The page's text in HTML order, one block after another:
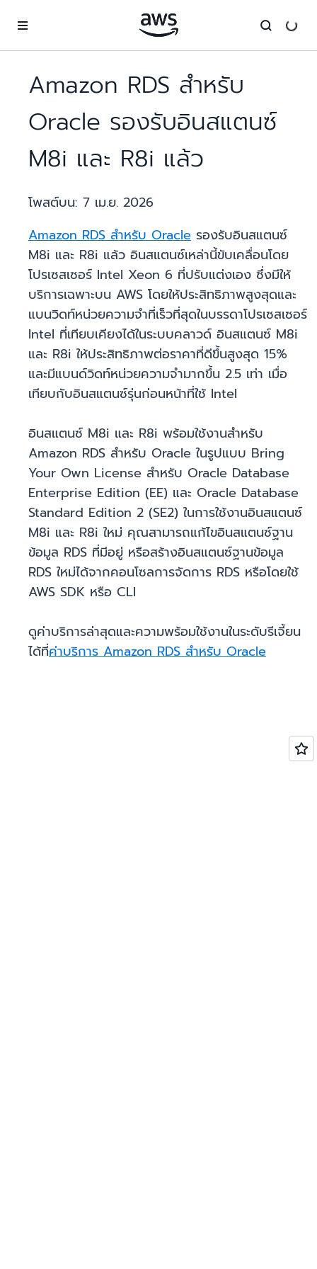
Amazon RDS สำหรับ
Oracle รองรับอินสแตนซ์
M8i และ R8i แล้ว
โพสต์บน: 7 เม.ย. 2026
Amazon RDS สำหรับ Oracle รองรับอินสแตนซ์
M8i และ R8i แล้ว อินสแตนซ์เหล่านี้ขับเคลื่อนโดย
โปรเซสเซอร์ Intel Xeon 6 ที่ปรับแต่งเอง ซึ่งมีให้
บริการเฉพาะบน AWS โดยให้ประสิทธิภาพสูงสุดและ
แบนวิดท์หน่วยความจำที่เร็วที่สุดในบรรดาโปรเซสเซอร์
Intel ที่เทียบเคียงได้ในระบบคลาวด์ อินสแตนซ์ M8i
และ R8i ให้ประสิทธิภาพต่อราคาที่ดีขึ้นสูงสุด 15%
และมีแบนด์วิดท์หน่วยความจำมากขึ้น 2.5 เท่า เมื่อ
เทียบกับอินสแตนซ์รุ่นก่อนหน้าที่ใช้ Intel
อินสแตนซ์ M8i และ R8i พร้อมใช้งานสำหรับ
Amazon RDS สำหรับ Oracle ในรูปแบบ Bring
Your Own License สำหรับ Oracle Database
Enterprise Edition (EE) และ Oracle Database
Standard Edition 2 (SE2) ในการใช้งานอินสแตนซ์
M8i และ R8i ใหม่ คุณสามารถแก้ไขอินสแตนซ์ฐาน
ข้อมูล RDS ที่มีอยู่ หรือสร้างอินสแตนซ์ฐานข้อมูล
RDS ใหม่ได้จากคอนโซลการจัดการ RDS หรือโดยใช้
AWS SDK หรือ CLI
ดูค่าบริการล่าสุดและความพร้อมใช้งานในระดับรีเจี้ยน
ได้ที่ค่าบริการ Amazon RDS สำหรับ Oracle